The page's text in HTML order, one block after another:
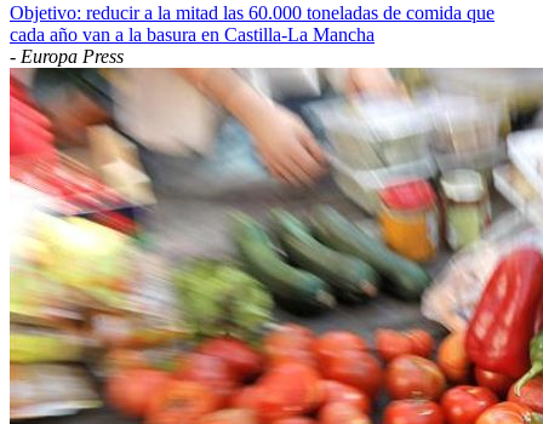
Objetivo: reducir a la mitad las 60.000 toneladas de comida que
cada año van a la basura en Castilla-La Mancha
- Europa Press